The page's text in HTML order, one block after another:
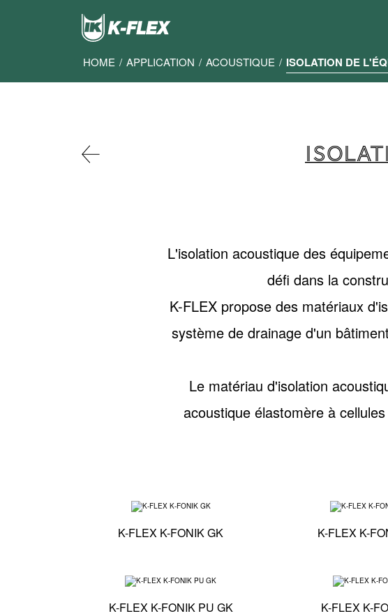
HOME / APPLICATION / ACOUSTIQUE / ISOLATION DE
L'isolation acoustique des
défi dans la
K-FLEX propose des matériaux
système de drainage d'un
Le matériau d'isolation
acoustique élastomère à
K-FLEX K-FONIK GK
Spécifications techniques - K-FLEX K-
K-FLEX K-
K-FLEX K-FONIK PU GK
Spécifications techniques - K-FLEX K-
K-FLEX K-